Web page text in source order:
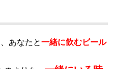
あなたと一緒に飲むビール